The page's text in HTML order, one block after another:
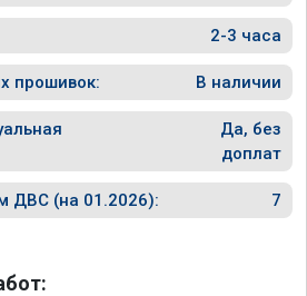
2-3 часа
прошивок: В наличии
Да, без
доплат
ДВС (на 01.2026): 7